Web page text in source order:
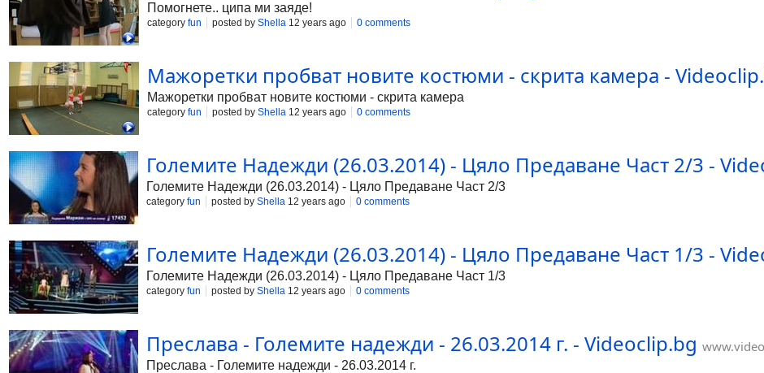
Помогнете.. ципа ми заяде!
category fun posted by Shella 12 years ago 0 comments
Мажоретки пробват новите костюми - скрита камера -
Мажоретки пробват новите костюми - скрита камера
category fun posted by Shella 12 years ago 0 comments
Големите Надежди (26.03.2014) - Цяло Предаване Част 2/3 -
Големите Надежди (26.03.2014) - Цяло Предаване Част 2/3
category fun posted by Shella 12 years ago 0 comments
Големите Надежди (26.03.2014) - Цяло Предаване Част 1/3 -
Големите Надежди (26.03.2014) - Цяло Предаване Част 1/3
category fun posted by Shella 12 years ago 0 comments
Преслава - Големите надежди - 26.03.2014 г. - Videoclip.bg
Преслава - Големите надежди - 26.03.2014 г.